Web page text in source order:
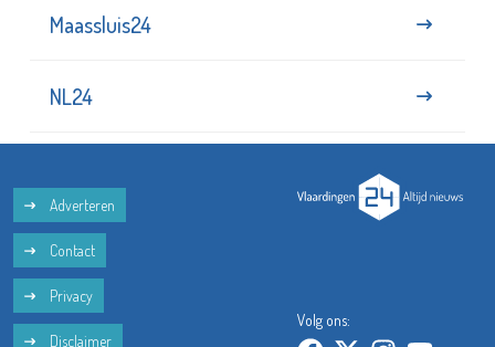
Maassluis24
NL24
Adverteren
Contact
Privacy
Disclaimer
Volg ons: